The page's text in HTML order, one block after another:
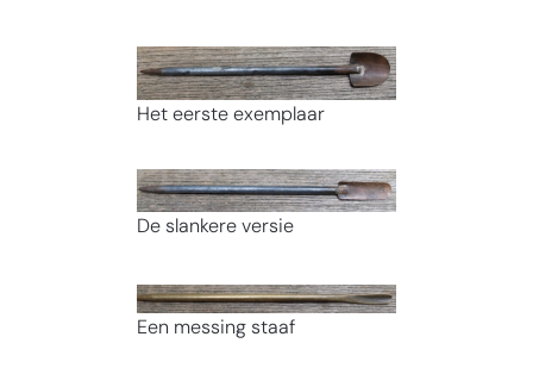
Het eerste exemplaar
De slankere versie
Een messing staaf